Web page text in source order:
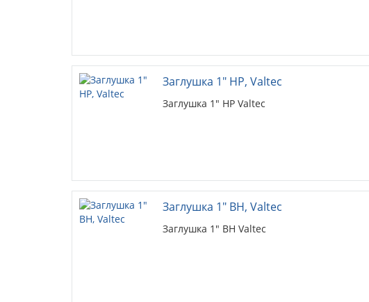
Заглушка 1" НР, Valtec
Заглушка 1" НР Valtec
Заглушка 1" ВН, Valtec
Заглушка 1" ВН Valtec